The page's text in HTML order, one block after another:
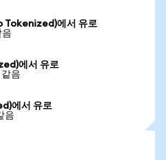
Tokenized)에서 유로
에서 유로
음
에서 유로
음